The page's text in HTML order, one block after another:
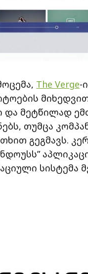
The Verge-
მეტწილად
თუმცა
გეგმავს.
სისტემა